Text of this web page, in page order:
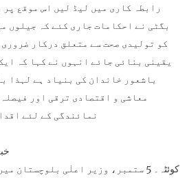
رابطہ کاری میں لیڈ لیں اس موقع پر
بگٹی نے احکامات جاری کئے کہ جیلوں
کو تولیدی صحت سے متعلق درکار
یقینی بنائی جائے انہوں نے کہا کہ
باشعور خاندان کی بنیاد ہے لہذا
معاشی و اقتصادی ترقی اور
نمائندگی کے لئے
کوئٹہ۔ 5 ستمبر، وزیر اعلٰی